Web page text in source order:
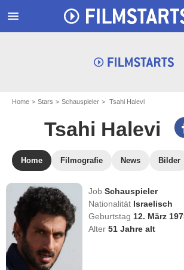
menu
Home Stars Schauspieler Tsahi Halevi
Tsahi Halevi
Home Filmografie News Bilder
JobSchauspieler
Nationalität Israelisch
Geburtstag 12. März
Alter51 Jahre alt